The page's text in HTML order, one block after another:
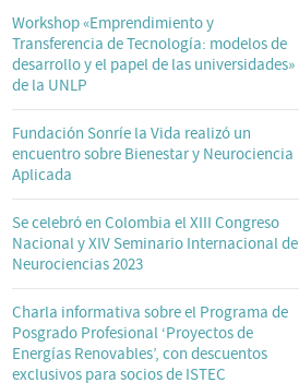
Workshop «Emprendimiento y
Transferencia de Tecnología: modelos de
desarrollo y el papel de las universidades»
de la UNLP
Fundación Sonríe la Vida realizó un
encuentro sobre Bienestar y Neurociencia
Aplicada
Se celebró en Colombia el XIII Congreso
Nacional y XIV Seminario Internacional de
Neurociencias 2023
Charla informativa sobre el Programa de
Posgrado Profesional ‘Proyectos de
Energías Renovables’, con descuentos
exclusivos para socios de ISTEC